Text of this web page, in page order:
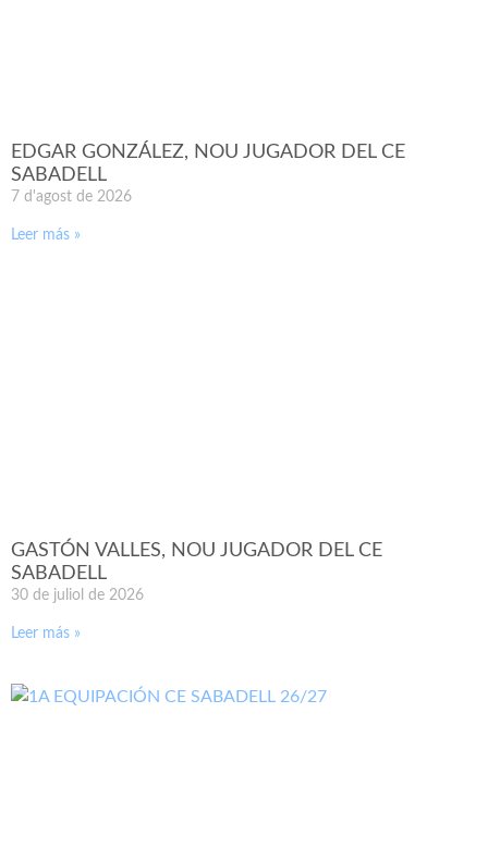
EDGAR GONZÁLEZ, NOU JUGADOR DEL CE
SABADELL
7 d'agost de 2026
Leer más »
GASTÓN VALLES, NOU JUGADOR DEL CE
SABADELL
30 de juliol de 2026
Leer más »